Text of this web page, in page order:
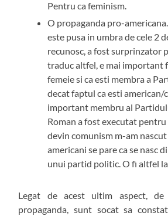
Pentru ca feminism.
O propaganda pro-
este pusa in umbra de cele 2
recunosc, a fost surprinzator
traduc altfel, e mai important
femeie si ca esti membra a
decat faptul ca esti american/
important membru al
Roman a fost executat pentru
devin comunism m-am nascut
americani se pare ca se nasc
unui partid politic. O fi altfel la
Legat de acest ultim aspect,
propaganda, sunt socat sa